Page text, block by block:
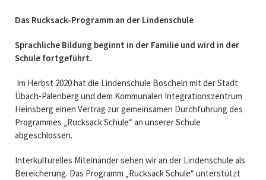
Das Rucksack-Programm an der Lindenschule
Sprachliche Bildung beginnt in der Familie und wird in der
Schule fortgeführt.
Im Herbst 2020 hat die Lindenschule Boscheln mit der Stadt
Übach-Palenberg und dem Kommunalen Integrationszentrum
Heinsberg einen Vertrag zur gemeinsamen Durchführung des
Programmes „Rucksack Schule“ an unserer Schule
abgeschlossen.
Interkulturelles Miteinander sehen wir an der Lindenschule als
Bereicherung. Das Programm „Rucksack Schule“ unterstützt